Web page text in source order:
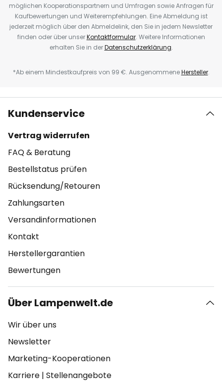
möglichen Kooperationspartnern und Umfragen sowie Anfragen für
Kaufbewertungen und Weiterempfehlungen. Eine Abmeldung ist
jederzeit möglich über den Abmeldelink, den Sie in jedem Newsletter
finden oder über unserKontaktformular. Weitere Informationen
erhalten Sie in derDatenschutzerklärung.
*Ab einem Mindestkaufpreis von 99 €. AusgenommeneHersteller.
Kundenservice
Vertrag widerrufen
FAQ & Beratung
Bestellstatus prüfen
Rücksendung/Retouren
Zahlungsarten
Versandinformationen
Kontakt
Herstellergarantien
Bewertungen
Über Lampenwelt.de
Wir über uns
Newsletter
Marketing-Kooperationen
Karriere | Stellenangebote